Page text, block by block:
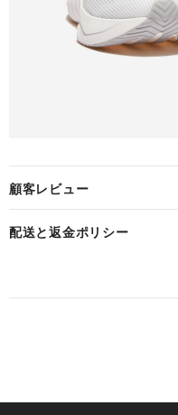
顧客レビュー
配送と返金ポリシー